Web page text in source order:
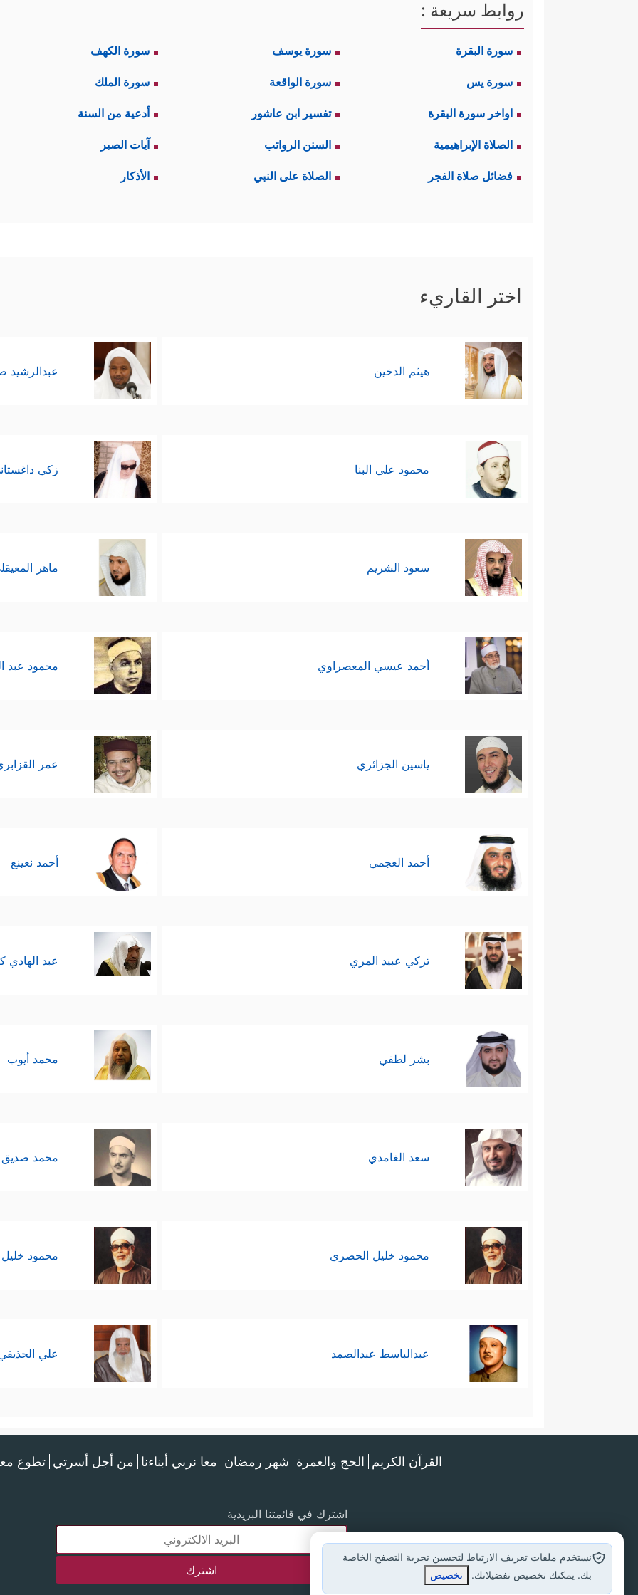
روابط سريعة :
سورة البقرة سورة يوسف سورة الكهف
سورة يس سورة الواقعة سورة الملك
اواخر سورة البقرة تفسير ابن عاشور أدعية من السنة
الصلاة الإبراهيمية السنن الرواتب آيات الصبر
فضائل صلاة الفجر الصلاة على النبي الأذكار
اختر القاريء
هيثم الدخين عبدالرشيد
محمود علي البنا زكي
سعود الشريم ماهر
أحمد عيسي المعصراوي محمود عبد
ياسين الجزائري عمر
أحمد العجمي أحمد نعينع
تركي عبيد المري عبد الهادي
بشر لطفي محمد أيوب
سعد الغامدي محمد صديق
محمود خليل الحصري محمود
عبدالباسط عبدالصمد علي
القرآن الكريم الحج والعمرة شهر رمضان معا نربي أبناءنا من أجل أسرتي تطوع
اشترك في قائمتنا البريدية
نستخدم ملفات تعريف الارتباط لتحسين تجربة التصفح الخاصة
بك. يمكنك تخصيص تفضيلاتك.
تخصيص